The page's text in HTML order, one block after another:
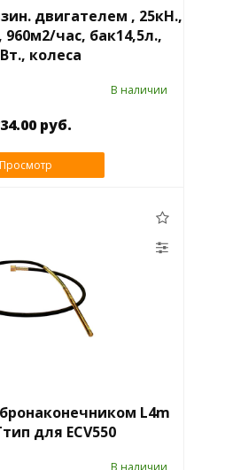
двигателем , 25кН.,
960м2/час, бак14,5л.,
колеса
В наличии
руб.
Просмотр
L4m
для ECV550
В наличии